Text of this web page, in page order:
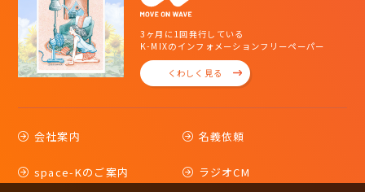
3ヶ月に1回発行している
K-MIXのインフォメーションフリーペーパー
くわしく見る
会社案内 名義依頼
space-Kのご案内 ラジオCM